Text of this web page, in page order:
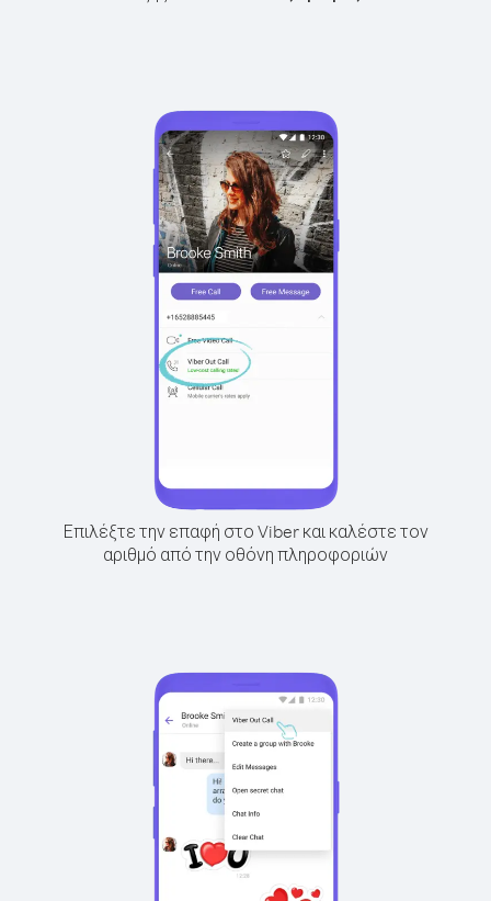
Επιλέξτε την επαφή στο Viber και καλέστε τον
αριθμό από την οθόνη πληροφοριών